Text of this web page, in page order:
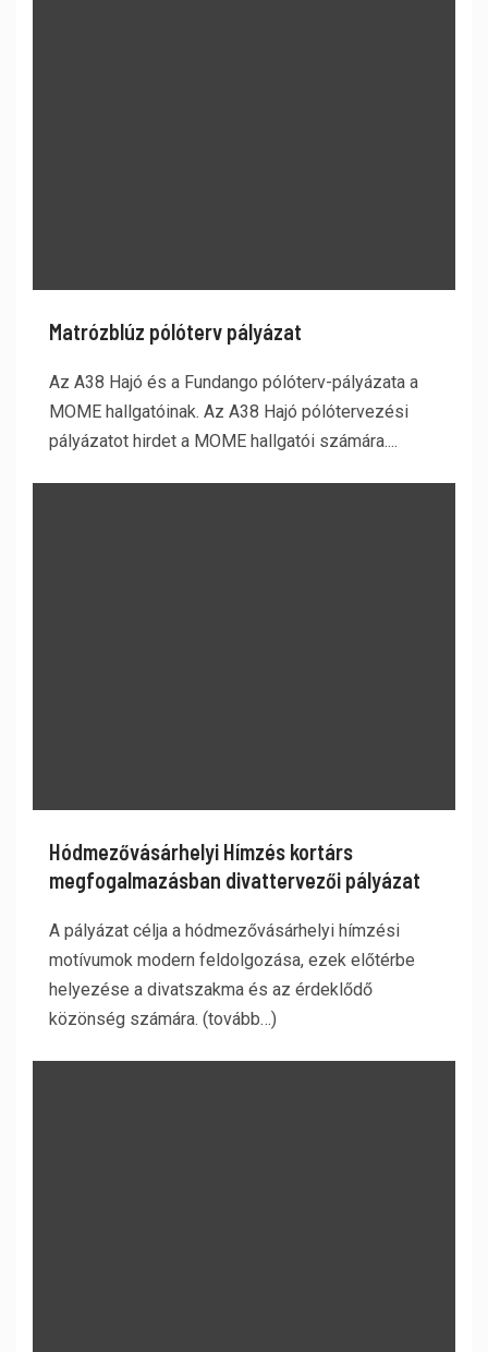
Matrózblúz pólóterv pályázat
Az A38 Hajó és a Fundango pólóterv-pályázata a
MOME hallgatóinak. Az A38 Hajó pólótervezési
pályázatot hirdet a MOME hallgatói számára....
Hódmezővásárhelyi Hímzés kortárs
megfogalmazásban divattervezői pályázat
A pályázat célja a hódmezővásárhelyi hímzési
motívumok modern feldolgozása, ezek előtérbe
helyezése a divatszakma és az érdeklődő
közönség számára. (tovább…)